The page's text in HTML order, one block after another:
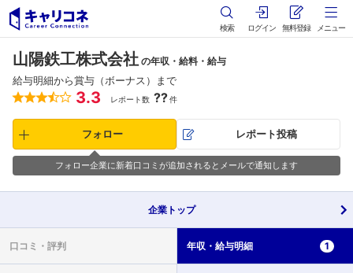
検索 ログイン 無料登録 メニュー
山陽鉄工株式会社 の年収・給料・給与
給与明細から賞与（ボーナス）まで
3.3 レポート数 ??件
フォロー レポート投稿
フォロー企業に新着口コミが追加されるとメールで通知します
企業 トップ
口コミ・ 評判 年収・ 給与明細 1